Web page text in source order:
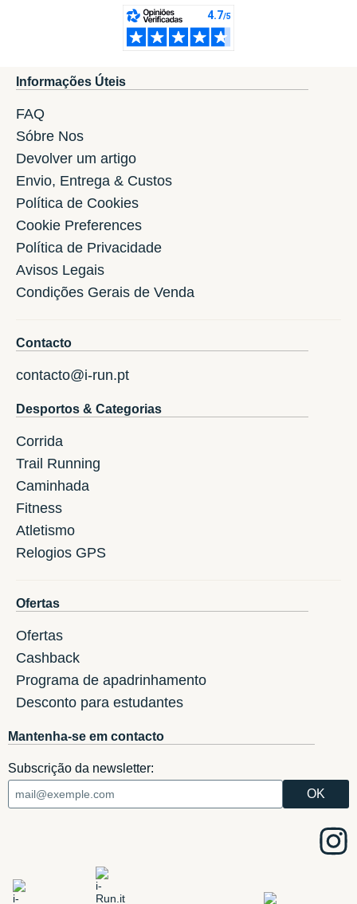
Informações Úteis
FAQ
Sóbre Nos
Devolver um artigo
Envio, Entrega & Custos
Política de Cookies
Cookie Preferences
Política de Privacidade
Avisos Legais
Condições Gerais de Venda
Contacto
contacto@i-run.pt
Desportos & Categorias
Corrida
Trail Running
Caminhada
Fitness
Atletismo
Relogios GPS
Ofertas
Ofertas
Cashback
Programa de apadrinhamento
Desconto para estudantes
Mantenha-se em contacto
Subscrição da newsletter: